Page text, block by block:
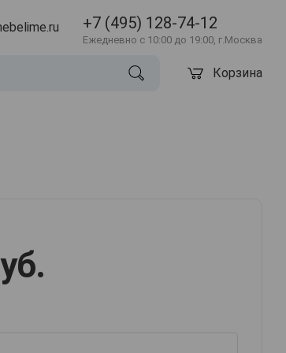
+7 (495) 128-74-12
Ежедневно с 10:00 до 19:00, г.Москва
Корзина